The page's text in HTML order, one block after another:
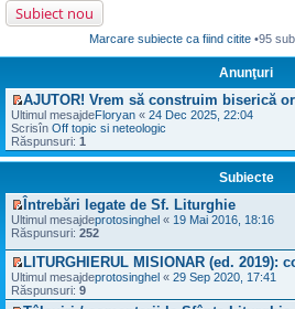
Subiect nou
Marcare subiecte ca fiind citite •95
Anunţuri
V
e
z
i
u
t
m
u
m
e
s
a
AJUTOR! Vrem să construim biserică
Ultimul mesajdeFloryan « 24 Dec 2025, 22:04
Scrisîn Off topic si neteologic
Răspunsuri: 1
Subiecte
V
e
i
u
l
t
Întrebări legate de Sf. Liturghie
Ultimul mesajdeprotosinghel « 19 Mai 2016, 18:16
Răspunsuri: 252
V
e
z
LITURGHIERUL MISIONAR (ed. 2019):
Ultimul mesajdeprotosinghel « 29 Sep 2020, 17:41
Răspunsuri: 9